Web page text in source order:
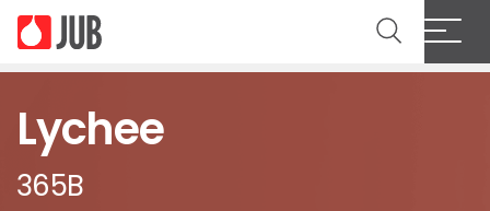
Lychee
365B